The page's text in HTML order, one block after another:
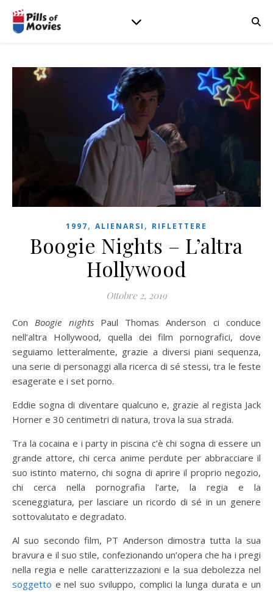
1997, ALIENARSI , RIFLETTERE
Boogie Nights – L’altra
Hollywood
Ottobre 2, 2019
ConBoogie nightsPaul Thomas Anderson ci conduce
nell’altra Hollywood, quella dei film pornografici, dove
seguiamo letteralmente, grazie a diversi piani sequenza,
una serie di personaggi alla ricerca di sé stessi, tra le feste
esagerate e i set porno.
Eddie sogna di diventare qualcuno e, grazie al regista Jack
Horner e 30 centimetri di natura, trova la sua strada.
Tra la cocaina e i party in piscina c’è chi sogna di essere un
grande attore, chi cerca anime perdute per abbracciare il
suo istinto materno, chi sogna di aprire il proprio negozio,
chi cerca nella pornografia l’arte, la regia e la
sceneggiatura, per lasciare un ricordo di sé in un genere
sottovalutato e degradato.
Al suo secondo film, PT Anderson dimostra tutta la sua
bravura e il suo stile, confezionando un’opera che ha i pregi
nella regia e nelle caratterizzazioni e la sua debolezza nel
soggetto e nel suo sviluppo, complici la lunga durata e un